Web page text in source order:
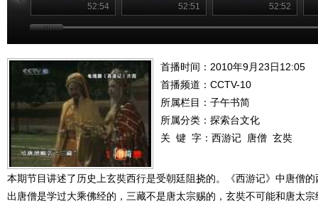
2012082652:54
2012082552:51
2012082452:52
首播时间：2010年9月23日12:05
首播频道： CCTV-10
所属栏目： 子午书简
所属分类：探索台文化
关 键 字： 西游记 唐僧 玄奘
本期节目讲述了历史上玄奘西行是受朝廷阻挠的。《西游记》中唐僧
出唐僧是学过大乘佛经的，三藏不是唐太宗赐的，玄奘不可能和唐太